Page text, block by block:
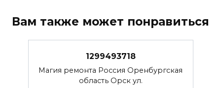
Вам также может понравиться
1299493718
Магия ремонта Россия Оренбургская
область Орск ул.